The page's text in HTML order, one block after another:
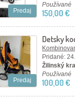
Predaj
Používané
150,00 €
Predaj
Detsky
Pridané:
Žilinský
Používané
100,00 €